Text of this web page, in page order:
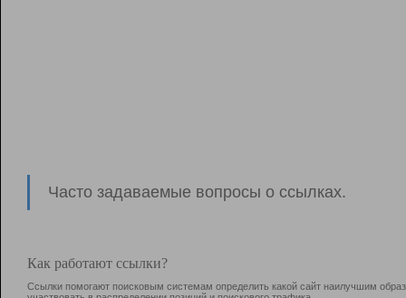
Часто задаваемые вопросы о ссылках.
Как работают ссылки?
Ссылки помогают поисковым системам определить какой сайт наилучшим